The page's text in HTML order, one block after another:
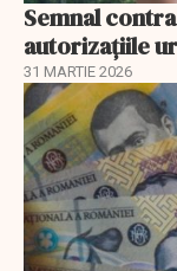
Semnal
autorizațiile
31 MARTIE 2026